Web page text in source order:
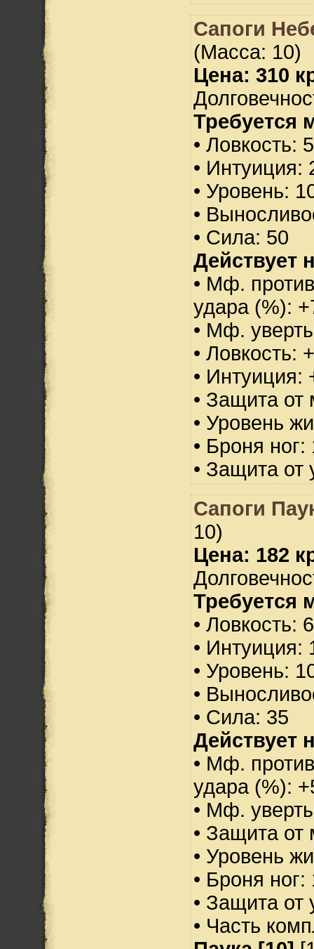
Сапоги
(Масса: 10)
Цена: 310
Требуется
• Ловкость:
• Интуиция:
• Уровень:
•
• Сила: 50
Действует
• Мф.
удара (%):
• Мф.
• Ловкость:
• Интуиция:
• Защита от
• Уровень
• Броня
• Защита от
Сапоги
10)
Цена: 182
Требуется
• Ловкость:
• Интуиция:
• Уровень:
•
• Сила: 35
Действует
• Мф.
удара (%):
• Мф.
• Защита от
• Уровень
• Броня
• Защита от
• Часть